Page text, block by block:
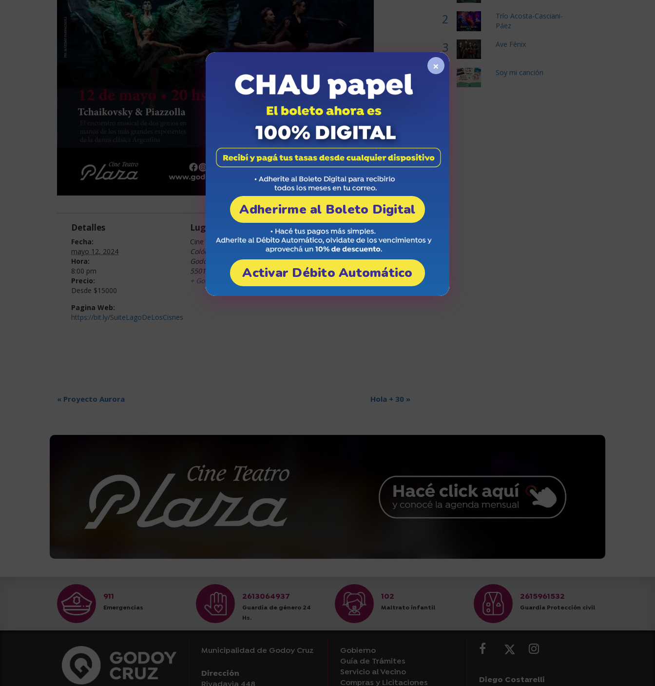
Detalles
Fecha:
mayo 12, 2024
Hora:
8:00 pm
Precio:
Desde $15000
Pagina Web:
https://bit.ly/SuiteLagoDeLosCisnes
Lugar
Cine teatro plaza
Colón 27
Godoy Cruz
Mendoza
5501
Argentina
+ Google Map
« Proyecto Aurora Hola + 30 »
2
Trío Acosta-Casciani-
Páez
3 Ave Fénix
4 Soy mi canción
911
Emergencias
2613064937
Guardia de género 24
Hs.
102
Maltrato infantil
2615961532
Guardia Protección civil
Municipalidad de Godoy Cruz
Dirección
Gobierno
Guía de Trámites
Servicio al Vecino
Compras y Licitaciones
Diego Costarelli
×
Adherirme al Boleto Digital
Activar Débito Automático